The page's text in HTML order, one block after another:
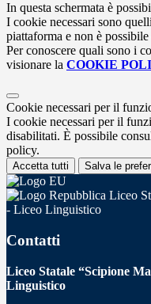
In questa schermata è
I cookie necessari sono
piattaforma e non è
Per conoscere quali sono i
visionare la COOKIE
Cookie necessari per il
I cookie necessari per il
disabilitati. È possibile
policy.
Accetta tutti Salva le
Liceo
- Liceo Linguistico
Contatti
Liceo Statale “Scipione
Linguistico